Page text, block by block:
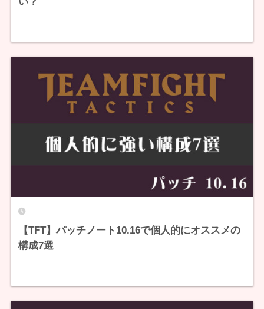
【TFT】パッチノート10.16で個人的にオススメの
構成7選